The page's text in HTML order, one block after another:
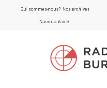
Qui sommes-nous? Nos archives
Nous contacter